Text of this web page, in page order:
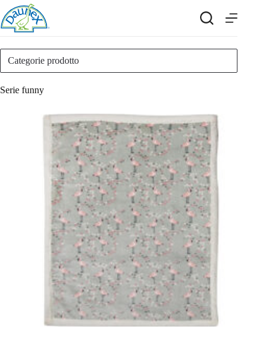
Salta
al
contenuto
Serie funny
Categorie prodotto